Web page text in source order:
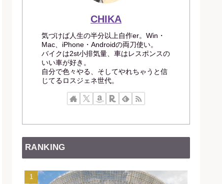
CHIKA
気づけば人生の半分以上自作er。Win・
Mac、iPhone・Androidの両刀使い。
バイクは2st小排気量、車はレスポンスの
いい車が好き。
自分で色々やる、そしてやれちゃうと信
じてるロスジェネ世代。
RANKING